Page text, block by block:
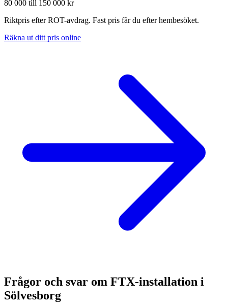
80 000 till 150 000 kr
Riktpris efter ROT-avdrag. Fast pris får du efter hembesöket.
Räkna ut ditt pris online
Frågor och svar om FTX-installation i
Sölvesborg